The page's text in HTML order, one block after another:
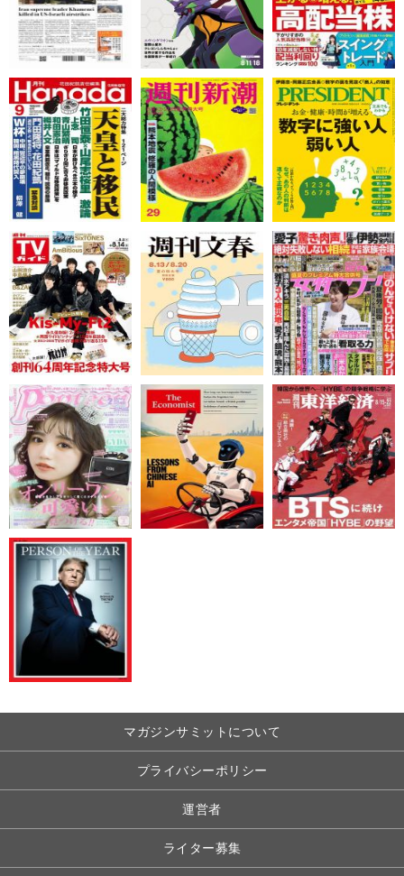
マガジンサミットについて
プライバシーポリシー
運営者
ライター募集